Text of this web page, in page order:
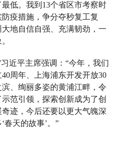
低。我到13个省区市考察时
疫措施，争分夺秒复工复
地自信自强、充满韧劲，一
近平主席强调：“今年，我们
周年、上海浦东开发开放30
、绚丽多姿的黄浦江畔，令
范引领，探索创新成为了创
迹，今后还要以更大气魄深
春天的故事’。”